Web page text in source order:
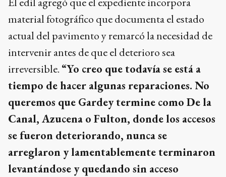
material fotográfico que documenta el estado
actual del pavimento y remarcó la necesidad de
intervenir antes de que el deterioro sea
irreversible. “Yo creo que todavía se está a
tiempo de hacer algunas reparaciones. No
queremos que Gardey termine como De la
Canal, Azucena o Fulton, donde los accesos
se fueron deteriorando, nunca se
arreglaron y lamentablemente terminaron
levantándose y quedando sin acceso